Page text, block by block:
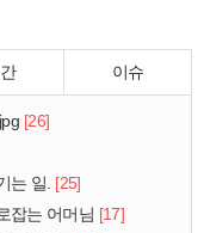
이슈
[26]
는 일. [25]
잡는 어머님 [17]